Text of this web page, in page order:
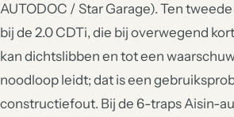
AUTODOC / Star Garage). Ten
bij de 2.0 CDTi, die bij overwegend
kan dichtslibben en tot een
noodloop leidt; dat is een
constructiefout. Bij de 6-traps Aisin-